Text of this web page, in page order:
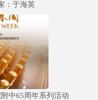
：于海英
中65周年系列活动